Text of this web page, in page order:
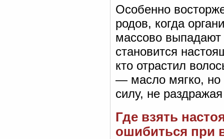
Особенно
родов, когда
массово
становится
кто отрастил
— масло мягко, но
силу, не
Где взять
ошибиться при